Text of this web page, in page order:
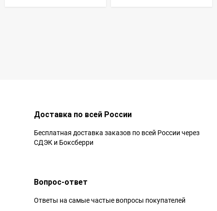
Доставка по всей России
Бесплатная доставка заказов по всей России через
СДЭК и Боксберри
Вопрос-ответ
Ответы на самые частые вопросы покупателей